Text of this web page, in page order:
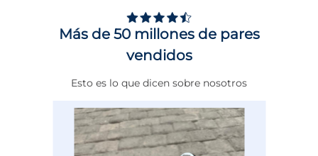
Género Hombre
DE 0 A 4 cms
NORMAL
CAFE
HIKING
Más de 50 millones de pares
vendidos
Esto es lo que dicen sobre nosotros